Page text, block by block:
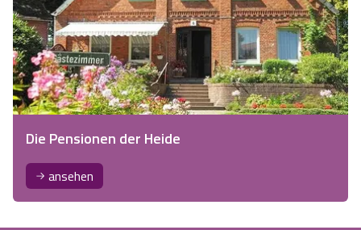
Die Pensionen der Heide
ansehen